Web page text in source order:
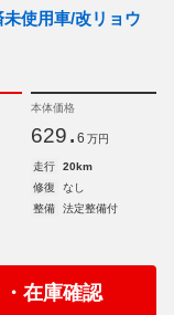
使用車/改リョウ
本体価格
629. 6 万円
走行
20km
修復
なし
整備
法定整備付
在庫確認